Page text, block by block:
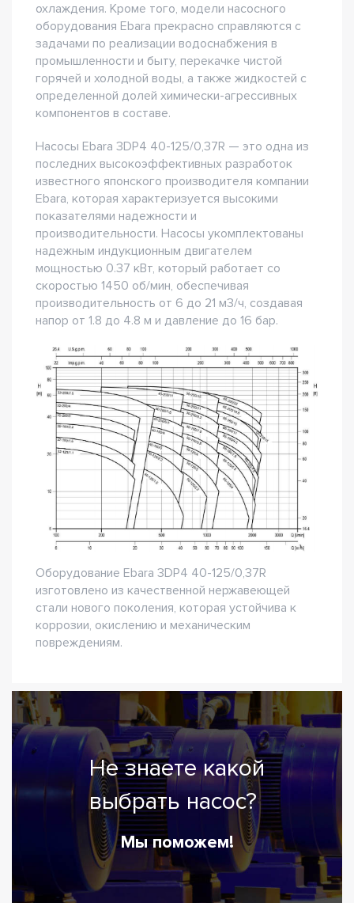
охлаждения. Кроме того, модели насосного
оборудования Ebara прекрасно справляются с
задачами по реализации водоснабжения в
промышленности и быту, перекачке чистой
горячей и холодной воды, а также жидкостей с
определенной долей химически-агрессивных
компонентов в составе.
Насосы Ebara 3DP4 40-125/0,37R — это одна из
последних высокоэффективных разработок
известного японского производителя компании
Ebara, которая характеризуется высокими
показателями надежности и
производительности. Насосы укомплектованы
надежным индукционным двигателем
мощностью 0.37 кВт, который работает со
скоростью 1450 об/мин, обеспечивая
производительность от 6 до 21 м3/ч, создавая
напор от 1.8 до 4.8 м и давление до 16 бар.
Оборудование Ebara 3DP4 40-125/0,37R
изготовлено из качественной нержавеющей
стали нового поколения, которая устойчива к
коррозии, окислению и механическим
повреждениям.
Не знаете какой
выбрать насос?
Мы поможем!